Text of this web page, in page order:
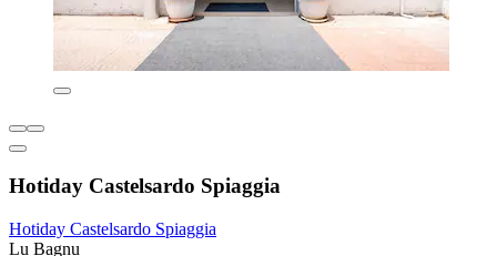
Hotiday Castelsardo Spiaggia
Hotiday Castelsardo Spiaggia
Lu Bagnu